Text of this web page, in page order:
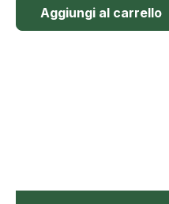
Aggiungi al carrello